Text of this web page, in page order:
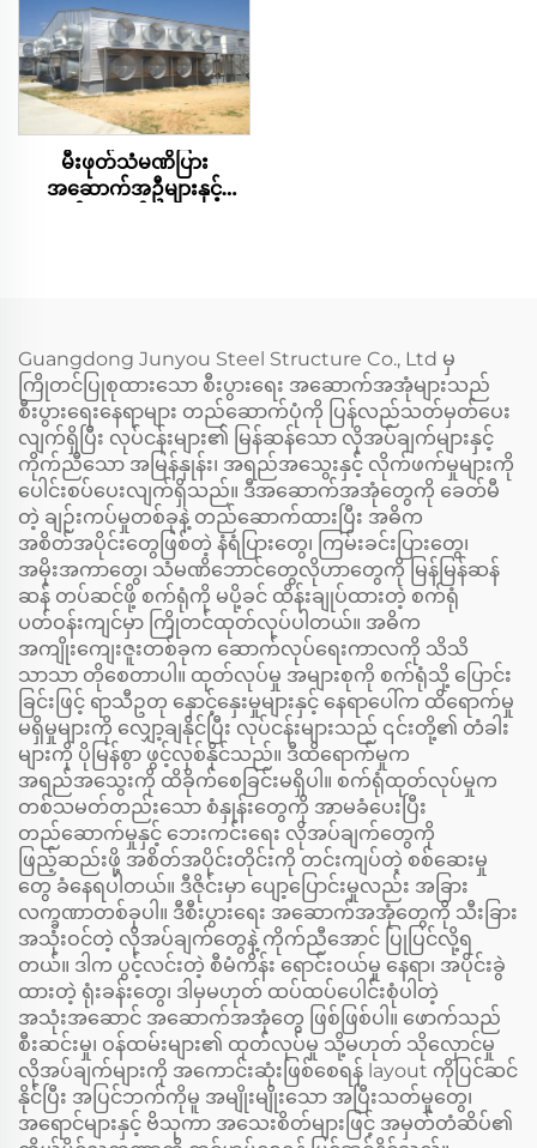
မီးဖုတ်သံမဏိပြား
အဆောက်အဦများနှင့်
Guangdong Junyou Steel Structure Co., Ltd မှ
ကြိုတင်ပြုစုထားသော စီးပွားရေး အဆောက်အအုံများသည်
စီးပွားရေးနေရာများ တည်ဆောက်ပုံကို ပြန်လည်သတ်မှတ်ပေး
လျက်ရှိပြီး လုပ်ငန်းများ၏ မြန်ဆန်သော လိုအပ်ချက်များနှင့်
ကိုက်ညီသော အမြန်နှုန်း၊ အရည်အသွေးနှင့် လိုက်ဖက်မှုများကို
ပေါင်းစပ်ပေးလျက်ရှိသည်။ ဒီအဆောက်အအုံတွေကို ခေတ်မီ
တဲ့ ချဉ်းကပ်မှုတစ်ခုနဲ့ တည်ဆောက်ထားပြီး အဓိက
အစိတ်အပိုင်းတွေဖြစ်တဲ့ နံရံပြားတွေ၊ ကြမ်းခင်းပြားတွေ၊
အမိုးအကာတွေ၊ သံမဏိဘောင်တွေလိုဟာတွေကို မြန်မြန်ဆန်
ဆန် တပ်ဆင်ဖို့ စက်ရုံကို မပို့ခင် ထိန်းချုပ်ထားတဲ့ စက်ရုံ
ပတ်ဝန်းကျင်မှာ ကြိုတင်ထုတ်လုပ်ပါတယ်။ အဓိက
အကျိုးကျေးဇူးတစ်ခုက ဆောက်လုပ်ရေးကာလကို သိသိ
သာသာ တိုစေတာပါ။ ထုတ်လုပ်မှု အများစုကို စက်ရုံသို့ ပြောင်း
ခြင်းဖြင့် ရာသီဥတု နှောင့်နှေးမှုများနှင့် နေရာပေါ်က ထိရောက်မှု
မရှိမှုများကို လျှော့ချနိုင်ပြီး လုပ်ငန်းများသည် ၎င်းတို့၏ တံခါး
များကို ပိုမြန်စွာ ဖွင့်လှစ်နိုင်သည်။ ဒီထိရောက်မှုက
အရည်အသွေးကို ထိခိုက်စေခြင်းမရှိပါ။ စက်ရုံထုတ်လုပ်မှုက
တစ်သမတ်တည်းသော စံနှုန်းတွေကို အာမခံပေးပြီး
တည်ဆောက်မှုနှင့် ဘေးကင်းရေး လိုအပ်ချက်တွေကို
ဖြည့်ဆည်းဖို့ အစိတ်အပိုင်းတိုင်းကို တင်းကျပ်တဲ့ စစ်ဆေးမှု
တွေ ခံနေရပါတယ်။ ဒီဇိုင်းမှာ ပျော့ပြောင်းမှုလည်း အခြား
လက္ခဏာတစ်ခုပါ။ ဒီစီးပွားရေး အဆောက်အအုံတွေကို သီးခြား
အသုံးဝင်တဲ့ လိုအပ်ချက်တွေနဲ့ ကိုက်ညီအောင် ပြုပြင်လို့ရ
တယ်။ ဒါက ပွင့်လင်းတဲ့ စီမံကိန်း ရောင်းဝယ်မှု နေရာ၊ အပိုင်းခွဲ
ထားတဲ့ ရုံးခန်းတွေ၊ ဒါမှမဟုတ် ထပ်ထပ်ပေါင်းစုံပါတဲ့
အသုံးအဆောင် အဆောက်အအုံတွေ ဖြစ်ဖြစ်ပါ။ ဖောက်သည်
စီးဆင်းမှု၊ ဝန်ထမ်းများ၏ ထုတ်လုပ်မှု သို့မဟုတ် သိုလှောင်မှု
လိုအပ်ချက်များကို အကောင်းဆုံးဖြစ်စေရန် layout ကိုပြင်ဆင်
နိုင်ပြီး အပြင်ဘက်ကိုမူ အမျိုးမျိုးသော အပြီးသတ်မှုတွေ၊
အရောင်များနှင့် ဗိသုကာ အသေးစိတ်များဖြင့် အမှတ်တံဆိပ်၏